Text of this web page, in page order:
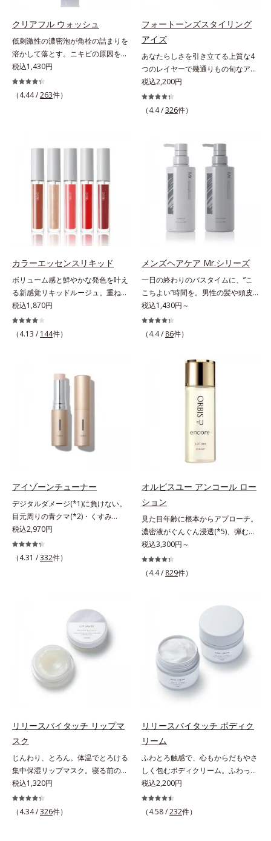
プローチして肌荒れを防ぎ、肌不調
にゆらがない肌を叶えます。そし
成分「MCアクティベーター
(*5)」。肌のうるおいを引き出し・
高めて、ハリ感あふれる肌へと導き
ます。うるおいに満ちたゆらがない
肌をご体感いただくために設計され
ている状態*2 年齢に応じたお手入
ース及び先行技術調査による当社調
べ*5 オトギリソウエキス配合＝肌
たハリツヤ肌へ導く保湿成分
ケアします。マスクに色移りしにく
いので、気兼ねなく使えます。口紅
の下地としてもおすすめです。
クリアフル ウォッシュ
低刺激性の濃密泡が角栓の詰まりを
溶かして落とす。ニキビの原因を残
さないクリアな肌に洗い上げる洗顔
料。「ニキビをくり返してしまう」
「毛穴目立ちが気になる」「マスク
です。5種の和漢植物由来成分とコ
ラーゲンが肌をいたわりながらうる
おいを与え、バリア機能を維持。ニ
さらにビタミンC誘導体をはじめと
した5種の整肌成分(*1)から成る
「ナノVCショットカプセル」を配
合。カプセルが浸透してから成分を
放出する特殊技術によって、高い浸
透力(*2)と安定性を実現。毛穴の目
立ちをしっかりケア(*3)して、ゆら
ぎやすいニキビ肌を、みずみずしい
清潔な垢抜け肌(*4)へと導きます。
(*5)。*1 テトラ2-ヘキシルデカン酸
アスコルビル、天然ビタミンE、イ
ド、スフィンゴ糖脂質*2 角層内*3
うるおいによりキメを整えて毛穴を
目立たなくする*4 洗浄による汚れ
の除去*5 すべての方に皮膚刺激が
ての人に皮膚刺激がおきないという
わけではありません）
税込1,430円
（4.44 /263件）
フォートーンズスタイリング
アイズ
あなたらしさを引き立てる上質な4
つのレイヤーで幾通りもの旬なアイ
メイクが叶う。上質なテクスチャー
と多様なカラーリングで、似合うを
知る＆楽しさを引き出す、4色のア
た配色だから重ねてもくすまず、簡
単に印象的な目元が完成します。2
色だけを使って簡単に。3色使って
印象的に。4色全部使えば可能性は
無限大。もちろん単色使いもOK！
あなたらしさを引き立てる4つのレ
イヤーで、幾通りもの旬なアイメイ
クをお楽しみください。
税込2,200円
（4.4 /326件）
カラーエッセンスリキッド
ボリューム感と鮮やかな発色を叶え
る新感覚リキッドルージュ。重ねる
ほど、鮮やかにボリューミーに。1
本で美しい仕上がりを叶えるリキッ
ドルージュです。唇の凹凸を均一に
唇への密着感を高め色持ちを叶える
るおいのあるふっくらとした唇とつ
けたての鮮やかな発色を両立しま
す。マスクオフの瞬間も、ハッと目
を惹く唇に。* シリカ、水添ポリイ
シリル化シリカ、BG、ペンチレン
税込1,870円
（4.13 / 144件）
メンズヘアケア Mr.シリーズ
一日の終わりのバスタイムに、”こ
こちよい”時間を。男性の髪や頭皮
は汗や余分な皮脂に加え、ハードワ
ックスやスプレーなど性質が異なる
汚れがたまりやすい環境にありま
れも1度洗いで落とす設計のシャン
プーを実現しました。また、うるお
いを与える「バイオモイスト成分
(*2)」を配合することで、頭皮の油
分と水分のバランスを整え、髪と頭
皮をすこやかに保ちます。さらにコ
ンディショナーには髪の1本1本を均
グ成分(*3)」を採用し、コーティン
の形状をキープしやすい状態に整
え、スタイリングしやすい髪へ導き
ます。深呼吸したくなる爽やかでや
さしいグリーン＆ハーブの香りで、
毎日をタフに頑張る男性の心を解き
ほぐします。*1 ラウリルグルコシ
な汚れを落とす成分*2 グリチルリ
チン酸２K、アルテロモナス発酵エ
キス（微生物由来）、イワベンケイ
根エキス（植物由来）＝頭皮にうる
おいを与える保湿成分*3 PPG-3カ
プリリルエーテル＝毛髪の水分・油
分を保ち、髪をまとまりやすく整え
税込1,430円～
（4.4 / 86件）
アイゾーンチューナー
デジタルダメージ(*1)に負けない。
目元周りの青クマ(*2)・くすみ
(*3)・乾燥をケアする目元用スティ
ック状美容液。目元周りにあらわれ
る青クマ(*2)・くすみ(*3)・乾燥
その液晶画面が発するブルーライト
を浴び続けると、目元周りには青ク
マ・くすみ・乾燥が……。そこでデ
ジタルダメージの根本原因に着目
し、目元スッキリ(*4)・くすみケ
ア・ハイライト効果と、1本で3つの
機能を兼ね備えた目元用美容液を開
効果で目元の巡りをスムーズにし、
乾燥をケアして目元スッキリ。さら
にワイルドタイムエキス(*5)が肌の
キメを整え、ブライトニングフィル
ター(*6)が光をコントロールして目
元のくすみを払い、透明感のある目
元へ整えます。メイクの上からでも
ＯＫだから、メイク直しのついでに
税込2,970円
（4.31 /332件）
オルビスユー アンコール ロー
ション
見た目年齢に根本からアプローチ。
濃密液がぐんぐん浸透(*5)、弾むよ
うな素肌へ。諦めかけていたハリ不
足、うるおい低下に先端科学ケア
(*1)でアプローチするエイジングケ
スエキスとHSP（ヒートショックプ
ロテイン）(*4)の合わせ技で、目
元、フェイスラインなど、年齢を重
ねるにつれハリ不足、うるおい低下
を感じやすい部位に働きかけ、ハリ
感のある肌へ導きます。さらに、水
でも油でもない第3の成分、even
wateroil（イーブンワテロイル）を
実現できなかった、“濃密なうるお
つの感触の両立に成功。ごわつく年
齢肌を柔肌に整え、未体験の肌感触
を叶えます。*1 保湿*2 年齢に応じ
たお手入れ *3 D.N.A.＝Daily New
Approach*4 HSP含有酵母エキス＝
保湿成分*5 角層内
税込3,300円～
（4.4 / 829件）
リリースバイタッチ リップマ
スク
じんわり、とろん。体温でとろける
集中保湿リップマスク。寝る前のひ
と塗りでやわらかな唇へ。集中保湿
リップマスクです。バームのような
固めのテクスチャーが体温でじんわ
税込1,320円
（4.34 /326件）
リリースバイタッチ ボディク
リーム
ふわとろ触感で、心もからだもやさ
しく包むボディクリーム。ふわっと
軽やかで、ぽよっと弾むユニーク触
感。なじませると摩擦と皮膚温でほ
どけるボディクリームです。うっと
税込2,200円
（4.58 /232件）